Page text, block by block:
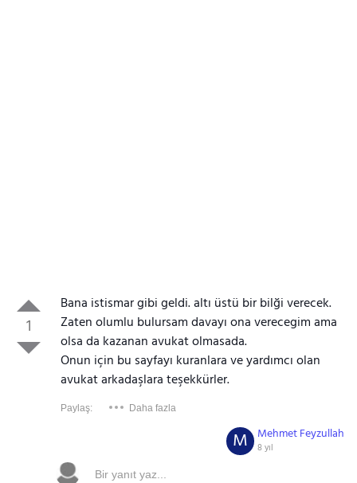
1
Bana istismar gibi geldi. altı üstü bir bilği verecek.
Zaten olumlu bulursam davayı ona verecegim ama
olsa da kazanan avukat olmasada.
Onun için bu sayfayı kuranlara ve yardımcı olan
avukat arkadaşlara teşekkürler.
Paylaş: Daha fazla
Mehmet Feyzullah
8 yıl
M